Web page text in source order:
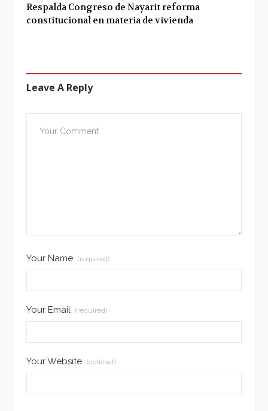
Respalda Congreso de Nayarit reforma
constitucional en materia de vivienda
Leave A Reply
Your Name (required)
Your Email (required)
Your Website (optional)